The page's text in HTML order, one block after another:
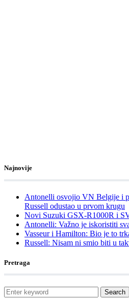
Najnovije
Antonelli osvojio VN Belgije i
Russell odustao u prvom krugu
Novi Suzuki GSX-R1000R i
Antonelli: Važno je iskoristiti
Vasseur i Hamilton: Bio je to
Russell: Nisam ni smio biti u
Pretraga
Search